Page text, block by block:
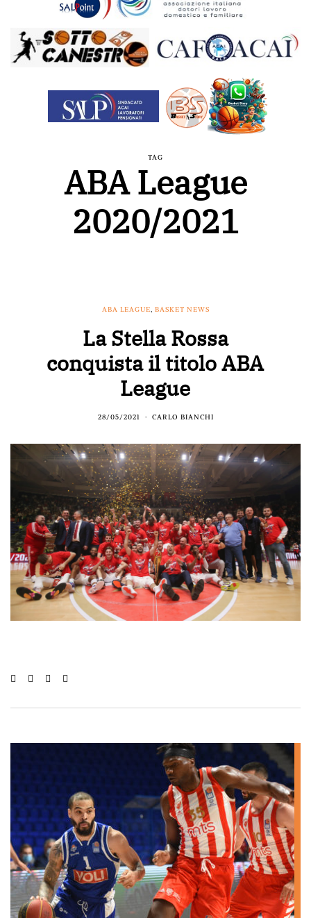
TAG
ABA League
2020/2021
ABA LEAGUE, BASKET NEWS
La Stella Rossa
conquista il titolo ABA
League
28/05/2021 CARLO BIANCHI